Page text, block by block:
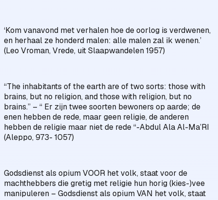
‘Kom vanavond met verhalen hoe de oorlog is verdwenen,
en herhaal ze honderd malen: alle malen zal ik wenen.’
(Leo Vroman, Vrede, uit Slaapwandelen 1957)
“The inhabitants of the earth are of two sorts: those with
brains, but no religion, and those with religion, but no
brains.” – “ Er zijn twee soorten bewoners op aarde; de
enen hebben de rede, maar geen religie, de anderen
hebben de religie maar niet de rede “-Abdul Ala Al-Ma’RI
(Aleppo, 973- 1057)
Godsdienst als opium VOOR het volk, staat voor de
machthebbers die gretig met religie hun horig (kies-)vee
manipuleren – Godsdienst als opium VAN het volk, staat